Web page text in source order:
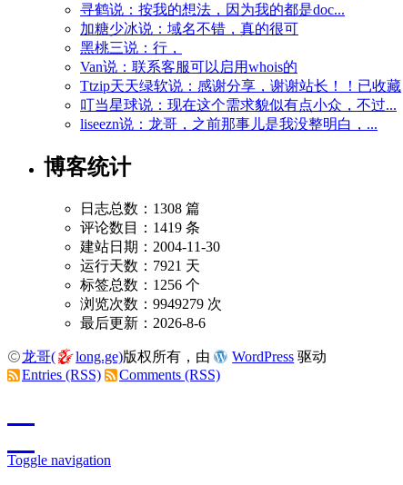
寻鹤说：按我的想法，因为我的都是doc...
加糖少冰说：域名不错，真的很可
黑桃三说：行，
Van说：联系客服可以启用whois的
Ttzip天天绿软说：感谢分享，谢谢站长！！已收藏
叮当星球说：现在这个需求貌似有点小众，不过...
liseezn说：龙哥，之前那事儿是我没整明白，...
博客统计
日志总数：1308 篇
评论数目：1419 条
建站日期：2004-11-30
运行天数：7921 天
标签总数：1256 个
浏览次数：9949279 次
最后更新：2026-8-6
龙哥( long.ge)版权所有，由 WordPress 驱动
Entries (RSS)
Comments (RSS)
Toggle navigation